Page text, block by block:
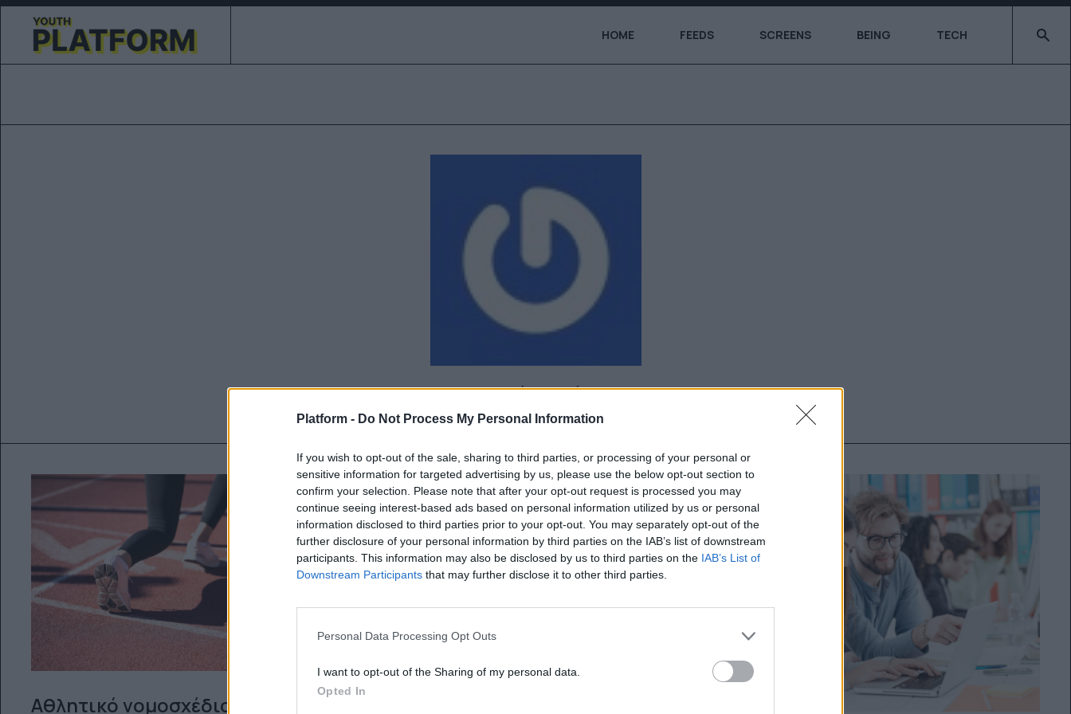
Platform - Do Not Process My Personal Information
If you wish to opt-out of the sale, sharing to third parties, or processing of your personal or
sensitive information for targeted advertising by us, please use the below opt-out section to
confirm your selection. Please note that after your opt-out request is processed you may
continue seeing interest-based ads based on personal information utilized by us or personal
information disclosed to third parties prior to your opt-out. You may separately opt-out of the
further disclosure of your personal information by third parties on the IAB’s list of downstream
participants. This information may also be disclosed by us to third parties on the IAB’s List of
Downstream Participants that may further disclose it to other third parties.
Personal Data Processing Opt Outs
I want to opt-out of the Sharing of my personal data.
Opted In
HOME FEEDS SCREENS BEING TECH Type
Ναταλία Πετρίτη
Αθλητικό νομοσχέδιο: